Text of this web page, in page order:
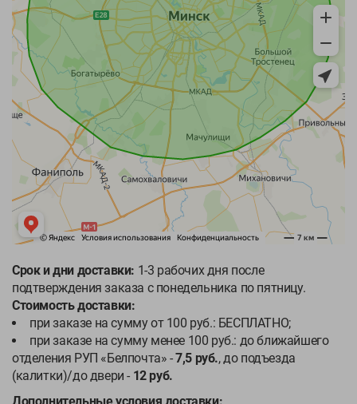
Срок и дни доставки: 1-3 рабочих дня после
подтверждения заказа с понедельника по пятницу.
Стоимость доставки:
при заказе на сумму от 100 руб.: БЕСПЛАТНО;
при заказе на сумму менее 100 руб.: до ближайшего
отделения РУП «Белпочта» -7,5 руб., до подъезда
(калитки)/до двери - 12 руб.
Дополнительные условия доставки: